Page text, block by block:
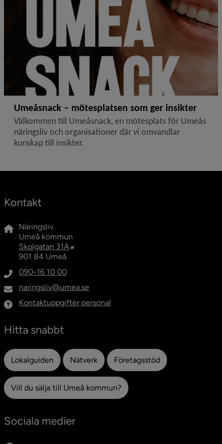
Umeåsnack – mötesplatsen som ger insikter
Välkommen till Umeåsnack, en mötesplats för Umeås
näringsliv och organisationer där vi omvandlar
kunskap till insikter.
Kontakt
Näringsliv
Umeå kommun
Skolgatan 31A Länk till annan webbplats, öppnas i nytt
901 84 Umeå
090-16 10 00
naringsliv@umea.se
Kontaktuppgifter personal
Hitta snabbt
Lokalguiden Nätverk Företagsstöd
Vill du sälja till Umeå kommun?
Sociala medier